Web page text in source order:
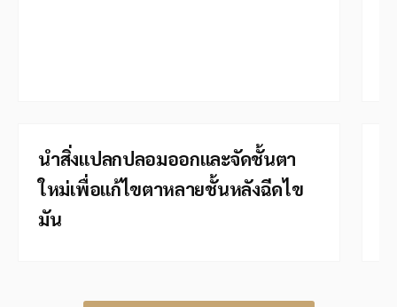
BEFORE
นำสิ่งแปลกปลอมออกและจัดชั้นตา
ใหม่เพื่อแก้ไขตาหลายชั้นหลังฉีดไข
มัน